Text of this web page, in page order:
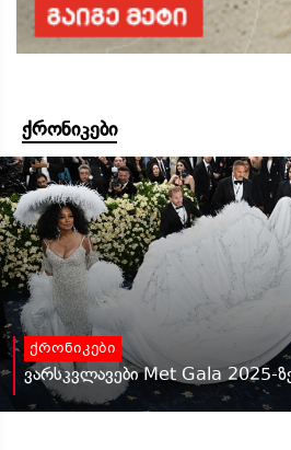
ქრონიკები
ქრონიკები
ვარსკვლავები Met Gala 2025-